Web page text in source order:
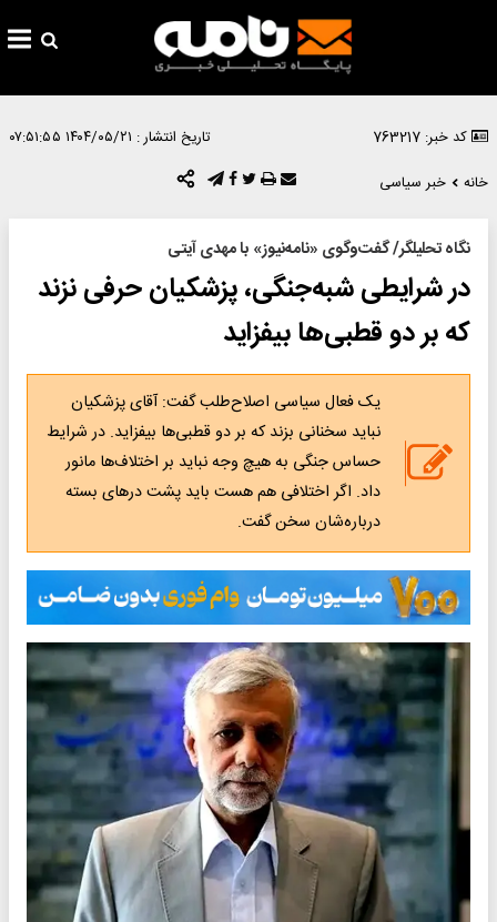
کد خبر: 763217 تاریخ انتشار : ۱۴۰۴/۰۵/۲۱ ۰۷:۵۱:۵۵
خانه
خبر سیاسی
نگاه تحلیلگر/ گفت‌وگوی «نامه‌نیوز» با مهدی آیتی
در شرایطی شبه‌جنگی، پزشکیان حرفی نزند
که بر دو قطبی‌‌ها بیفزاید
یک فعال سیاسی اصلاح‌طلب گفت: آقای پزشکیان
نباید سخنانی بزند که بر دو قطبی‌‌ها بیفزاید. در شرایط
حساس جنگی به هیچ وجه نباید بر اختلاف‌ها مانور
داد. اگر اختلافی هم هست باید پشت درهای بسته
درباره‌شان سخن گفت.